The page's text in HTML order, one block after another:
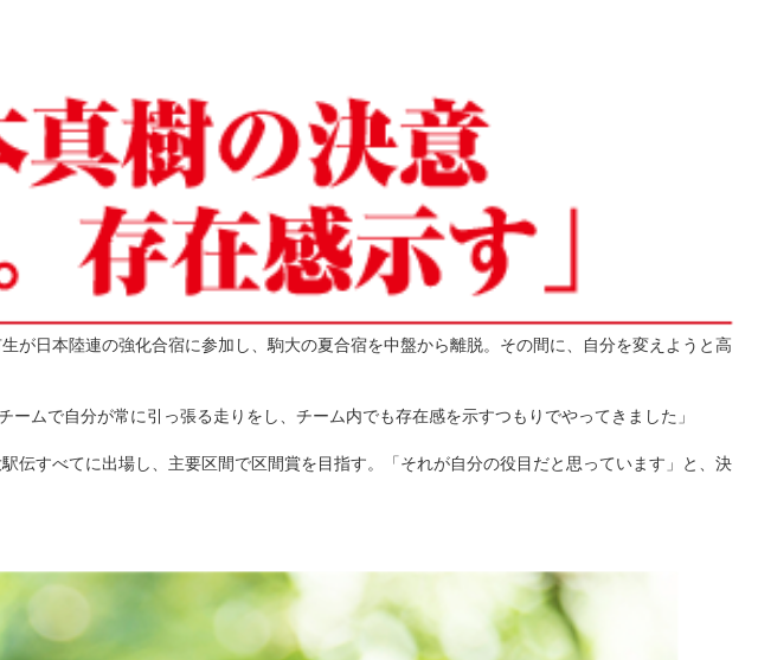
日本陸連の強化合宿に参加し、駒大の夏合宿を中盤から離脱。その間に、自分を変えようと高
ムで自分が常に引っ張る走りをし、チーム内でも存在感を示すつもりでやってきました」
すべてに出場し、主要区間で区間賞を目指す。「それが自分の役目だと思っています」と、決